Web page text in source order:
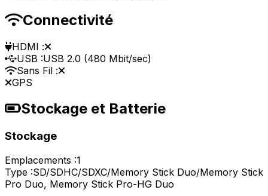
Connectivité
HDMI :
USB :USB 2.0 (480 Mbit/sec)
Sans Fil :
GPS
Stockage et Batterie
Stockage
Emplacements :1
Type :SD/SDHC/SDXC/Memory Stick Duo/Memory Stick
Pro Duo, Memory Stick Pro-HG Duo